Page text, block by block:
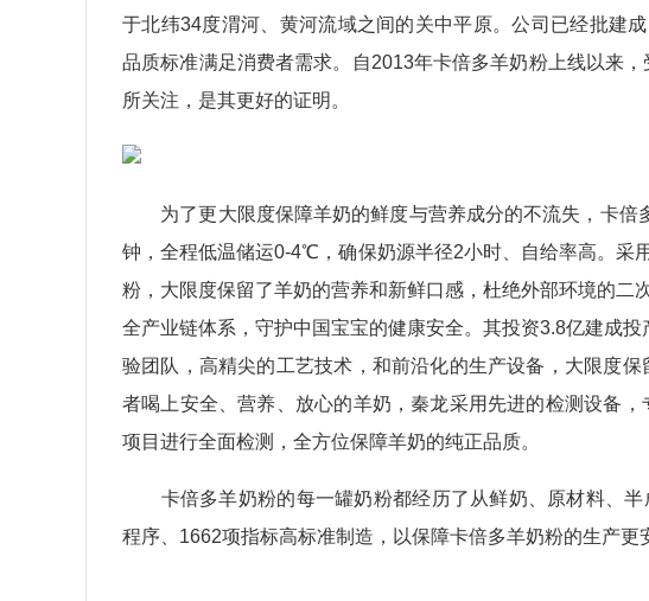
于北纬34度渭河、黄河流域之间的关中平原。公司已经批建
品质标准满足消费者需求。自2013年卡倍多羊奶粉上线以来
所关注，是其更好的证明。
为了更大限度保障羊奶的鲜度与营养成分的不流失，卡倍
钟，全程低温储运0-4℃，确保奶源半径2小时、自给率高。采
粉，大限度保留了羊奶的营养和新鲜口感，杜绝外部环境的二
全产业链体系，守护中国宝宝的健康安全。其投资3.8亿建成
验团队，高精尖的工艺技术，和前沿化的生产设备，大限度
者喝上安全、营养、放心的羊奶，秦龙采用先进的检测设备
项目进行全面检测，全方位保障羊奶的纯正品质。
卡倍多羊奶粉的每一罐奶粉都经历了从鲜奶、原材料、半
程序、1662项指标高标准制造，以保障卡倍多羊奶粉的生产更